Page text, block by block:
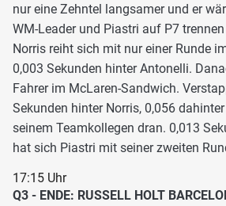
nur eine Zehntel langsamer und er
WM-Leader und Piastri auf P7
Norris reiht sich mit nur einer Runde
0,003 Sekunden hinter Antonelli.
Fahrer im McLaren-Sandwich.
Sekunden hinter Norris, 0,056
seinem Teamkollegen dran. 0,013
hat sich Piastri mit seiner zweiten
17:15 Uhr
Q3 - ENDE: RUSSELL HOLT